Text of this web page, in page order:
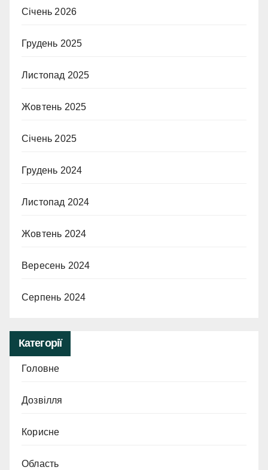
Січень 2026
Грудень 2025
Листопад 2025
Жовтень 2025
Січень 2025
Грудень 2024
Листопад 2024
Жовтень 2024
Вересень 2024
Серпень 2024
Категорії
Головне
Дозвілля
Корисне
Область